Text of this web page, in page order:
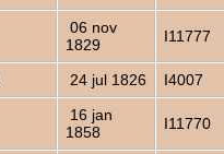
06 nov
1829
I11777
24 jul 1826 I4007
16 jan
1858
I11770